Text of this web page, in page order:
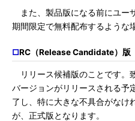
また、製品版になる前にユー
期間限定で無料配布するような
□RC（Release Candidate）版
リリース候補版のことです。
バージョンがリリースされる予
了し、特に大きな不具合がなけ
が、正式版となります。